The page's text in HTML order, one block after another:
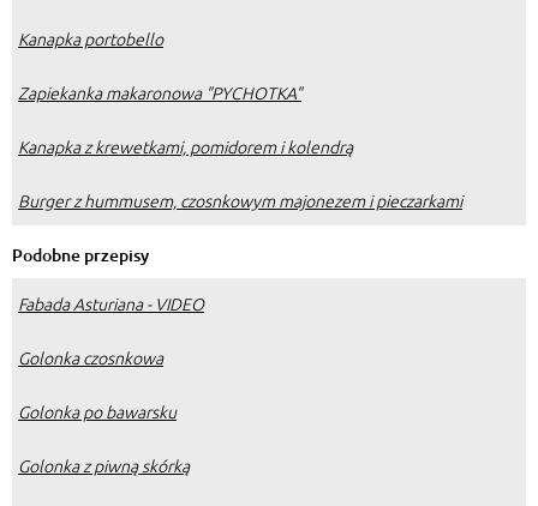
Kanapka portobello
Zapiekanka makaronowa "PYCHOTKA"
Kanapka z krewetkami, pomidorem i kolendrą
Burger z hummusem, czosnkowym majonezem i pieczarkami
Podobne przepisy
Fabada Asturiana - VIDEO
Golonka czosnkowa
Golonka po bawarsku
Golonka z piwną skórką